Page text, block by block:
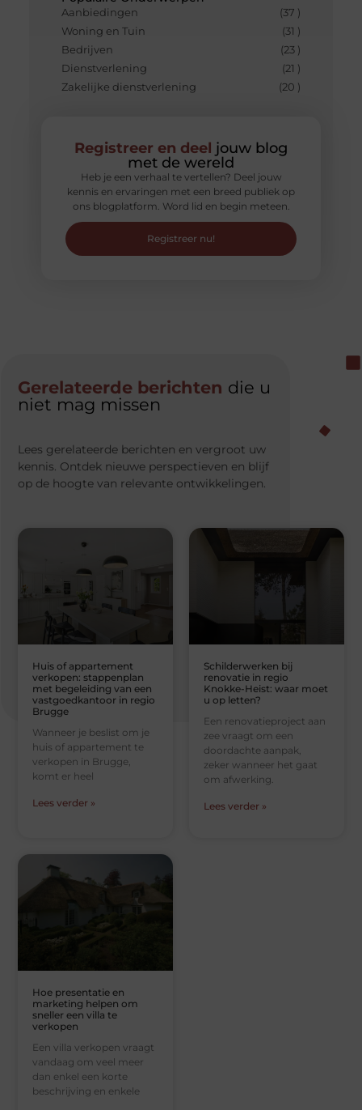
Aanbiedingen
(37 )
Woning en Tuin
(31 )
Bedrijven
(23 )
Dienstverlening
(21 )
Zakelijke dienstverlening
(20 )
Registreer en deel jouw blog
met de wereld
Heb je een verhaal te vertellen? Deel jouw
kennis en ervaringen met een breed publiek op
ons blogplatform. Word lid en begin meteen.
Registreer nu!
Gerelateerde berichten die u
niet mag missen
Lees gerelateerde berichten en vergroot uw
kennis. Ontdek nieuwe perspectieven en blijf
op de hoogte van relevante ontwikkelingen.
Huis of appartement
verkopen: stappenplan
met begeleiding van een
vastgoedkantoor in regio
Brugge
Wanneer je beslist om je
huis of appartement te
verkopen in Brugge,
komt er heel
Lees verder »
Schilderwerken bij
renovatie in regio
Knokke-Heist: waar moet
u op letten?
Een renovatieproject aan
zee vraagt om een
doordachte aanpak,
zeker wanneer het gaat
om afwerking.
Lees verder »
Hoe presentatie en
marketing helpen om
sneller een villa te
verkopen
Een villa verkopen vraagt
vandaag om veel meer
dan enkel een korte
beschrijving en enkele